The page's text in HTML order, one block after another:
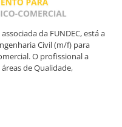
da FUNDEC, está a
Civil (m/f) para
O profissional a
de Qualidade,